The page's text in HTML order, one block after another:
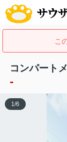
こ
コンパート
-
1/6